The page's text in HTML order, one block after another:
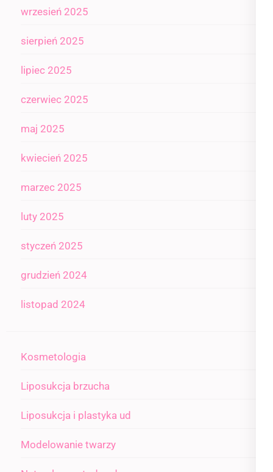
wrzesień 2025
sierpień 2025
lipiec 2025
czerwiec 2025
maj 2025
kwiecień 2025
marzec 2025
luty 2025
styczeń 2025
grudzień 2024
listopad 2024
Kosmetologia
Liposukcja brzucha
Liposukcja i plastyka ud
Modelowanie twarzy